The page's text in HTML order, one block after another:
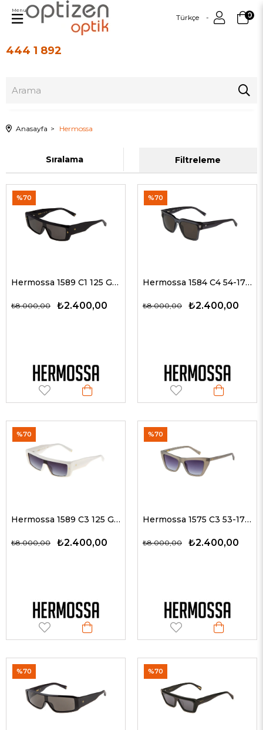
444 1 892
Türkçe 0
Menu
Anasayfa Hermossa
Filtreleme
Sıralama
Hermossa 1589 C1 125 G Kadın Güneş Gözlükleri
₺2.400,00
₺8.000,00
%70
Hermossa 1584 C4 54-17 G Kadın Güneş Gözlükleri
₺2.400,00
₺8.000,00
%70
Hermossa 1589 C3 125 G Kadın Güneş Gözlükleri
₺2.400,00
₺8.000,00
%70
Hermossa 1575 C3 53-17 Kadın Güneş Gözlükleri
₺2.400,00
₺8.000,00
%70
%70 %70